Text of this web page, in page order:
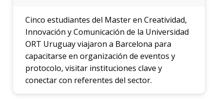
Cinco estudiantes del Master en Creatividad,
Innovación y Comunicación de la Universidad
ORT Uruguay viajaron a Barcelona para
capacitarse en organización de eventos y
protocolo, visitar instituciones clave y
conectar con referentes del sector.